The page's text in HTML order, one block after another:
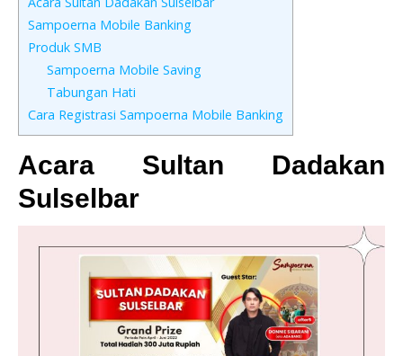
Sampoerna Mobile Banking
Produk SMB
Sampoerna Mobile Saving
Tabungan Hati
Cara Registrasi Sampoerna Mobile Banking
Acara Sultan Dadakan
Sulselbar